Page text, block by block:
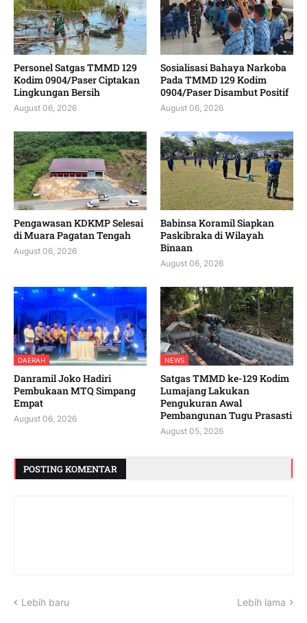
Personel Satgas TMMD 129
Kodim 0904/Paser Ciptakan
Lingkungan Bersih
August 06, 2026
Sosialisasi Bahaya Narkoba
Pada TMMD 129 Kodim
0904/Paser Disambut Positif
August 06, 2026
Pengawasan KDKMP Selesai
di Muara Pagatan Tengah
August 06, 2026
Babinsa Koramil Siapkan
Paskibraka di Wilayah
Binaan
August 06, 2026
DAERAH
Danramil Joko Hadiri
Pembukaan MTQ Simpang
Empat
August 06, 2026
NEWS
Satgas TMMD ke-129 Kodim
Lumajang Lakukan
Pengukuran Awal
Pembangunan Tugu Prasasti
August 05, 2026
POSTING KOMENTAR
Lebih baru Lebih lama